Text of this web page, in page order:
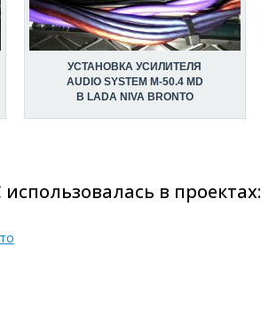
УСТАНОВКА УСИЛИТЕЛЯ
AUDIO SYSTEM M-50.4 MD
В LADA NIVA BRONTO
использовалась в проектах: